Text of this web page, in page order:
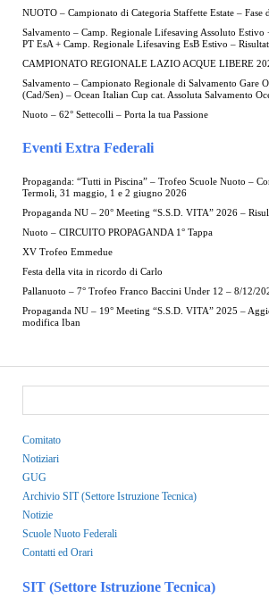
NUOTO – Campionato di Categoria Staffette Estate – Fase
Salvamento – Camp. Regionale Lifesaving Assoluto Estivo
PT EsA + Camp. Regionale Lifesaving EsB Estivo –
CAMPIONATO REGIONALE LAZIO ACQUE LIBERE
Salvamento – Campionato Regionale di Salvamento Gare
(Cad/Sen) – Ocean Italian Cup cat. Assoluta Salvamento
Nuoto – 62° Settecolli – Porta la tua Passione
Eventi Extra Federali
Propaganda: “Tutti in Piscina” – Trofeo Scuole Nuoto –
Termoli, 31 maggio, 1 e 2 giugno 2026
Propaganda NU – 20° Meeting “S.S.D. VITA” 2026 –
Nuoto – CIRCUITO PROPAGANDA 1° Tappa
XV Trofeo Emmedue
Festa della vita in ricordo di Carlo
Pallanuoto – 7° Trofeo Franco Baccini Under 12 – 8/12/
Propaganda NU – 19° Meeting “S.S.D. VITA” 2025 –
modifica Iban
Comitato
Notiziari
GUG
Archivio SIT (Settore Istruzione Tecnica)
Notizie
Scuole Nuoto Federali
Contatti ed Orari
SIT (Settore Istruzione Tecnica)